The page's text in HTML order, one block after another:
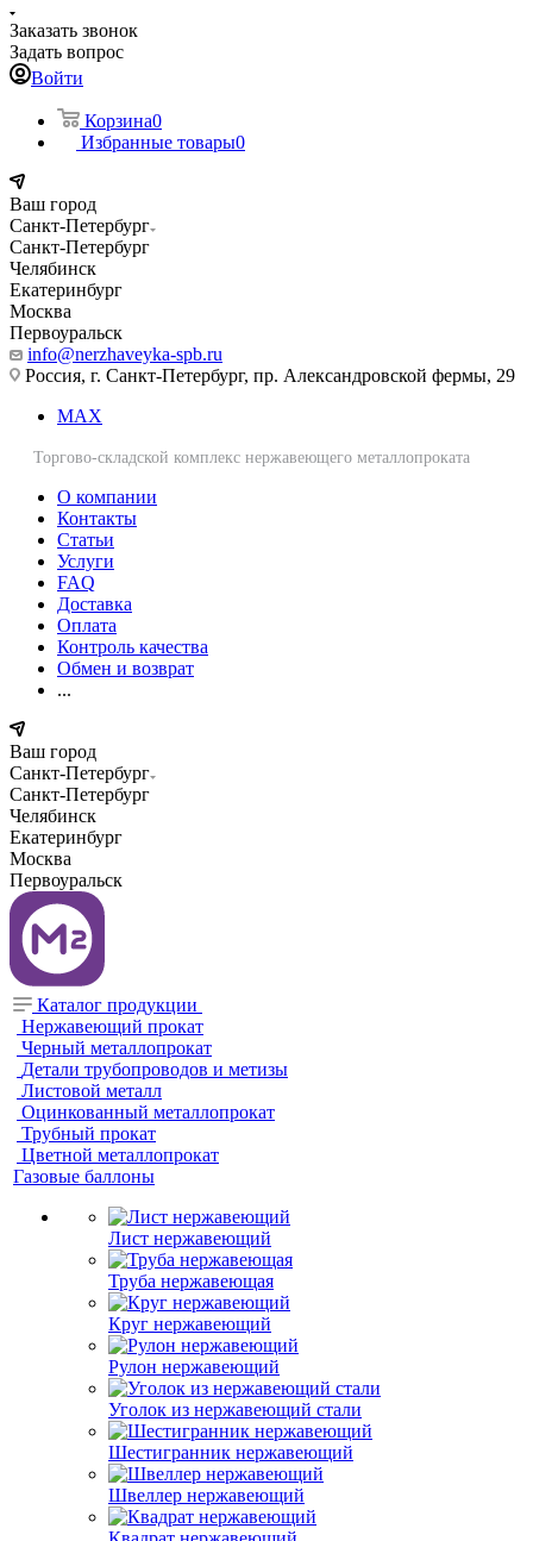
Заказать звонок
Задать вопрос
Войти
Корзина0
Избранные товары0
Ваш город
Санкт-Петербург
Санкт-Петербург
Челябинск
Екатеринбург
Москва
Первоуральск
info@nerzhaveyka-spb.ru
Россия, г. Санкт-Петербург, пр. Александровской фермы, 29
MAX
Торгово-складской комплекс нержавеющего металлопроката
О компании
Контакты
Статьи
Услуги
FAQ
Доставка
Оплата
Контроль качества
Обмен и возврат
...
Ваш город
Санкт-Петербург
Санкт-Петербург
Челябинск
Екатеринбург
Москва
Первоуральск
Каталог продукции
Нержавеющий прокат
Черный металлопрокат
Детали трубопроводов и метизы
Листовой металл
Оцинкованный металлопрокат
Трубный прокат
Цветной металлопрокат
Газовые баллоны
Лист нержавеющий
Труба нержавеющая
Круг нержавеющий
Рулон нержавеющий
Уголок из нержавеющий стали
Шестигранник нержавеющий
Швеллер нержавеющий